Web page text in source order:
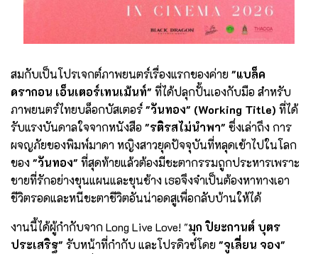
สมกับเป็นโปรเจกต์ภาพยนตร์เรื่องแรกของค่าย"แบล็ค
ดรากอน เอ็นเตอร์เทนเม้นท์" ที่ได้ปลุกปั้นเองกับมือ สำหรับ
ภาพยนตร์ไทยบล็อกบัสเตอร์"วันทอง" (Working Title) ที่ได้
รับแรงบันดาลใจจากหนังสือ"รติรสไม่นำพา" ซึ่งเล่าถึง การ
ผจญภัยของพิมพ์มาดา หญิงสาวยุคปัจจุบันที่หลุดเข้าไปในโลก
ของ"วันทอง" ที่สุดท้ายแล้วต้องมีชะตากรรมถูกประหารเพราะ
ชายที่รักอย่างขุนแผนและขุนช้าง เธอจึงจำเป็นต้องหาทางเอา
ชีวิตรอดและหนีชะตาชีวิตอันน่าอดสูเพื่อกลับบ้านให้ได้
งานนี้ได้ผู้กำกับจาก Long Live Love! "มุก ปิยะกานต์ บุตร
ประเสริฐ" รับหน้าที่กำกับ และโปรดิวซ์โดย"จูเลี่ยน จอง"